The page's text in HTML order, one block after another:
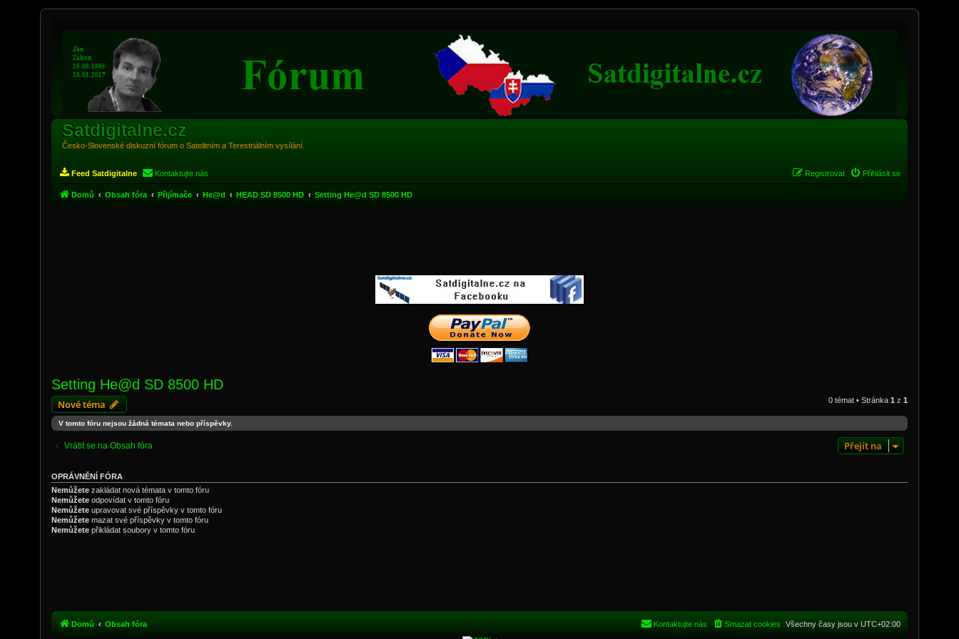
Satdigitalne.cz
Česko-Slovenské diskuzní fórum o Satelitním a Terestriálním vysílání.
Feed Satdigitalne Kontaktujte nás Přihlásit se
Registrovat
Domů Obsah fóra Přijímače He@d HEAD SD 8500 HD Setting He@d SD 8500 HD
Setting He@d SD 8500 HD
Nové téma 0 témat • Stránka 1 z 1
V tomto fóru nejsou žádná témata nebo příspěvky.
Vrátit se na Obsah fóra Přejít na
OPRÁVNĚNÍ FÓRA
Nemůžete zakládat nová témata v tomto fóru
Nemůžete odpovídat v tomto fóru
Nemůžete upravovat své příspěvky v tomto fóru
Nemůžete mazat své příspěvky v tomto fóru
Nemůžete přikládat soubory v tomto fóru
Domů Obsah fóra Všechny časy jsou v UTC+02:00
Smazat cookies
Kontaktujte nás